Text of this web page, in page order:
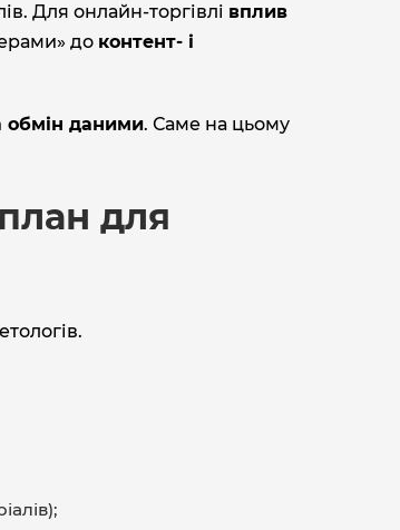
Для онлайн-торгівлі вплив
до контент‑ і
обмін даними. Саме на цьому
для